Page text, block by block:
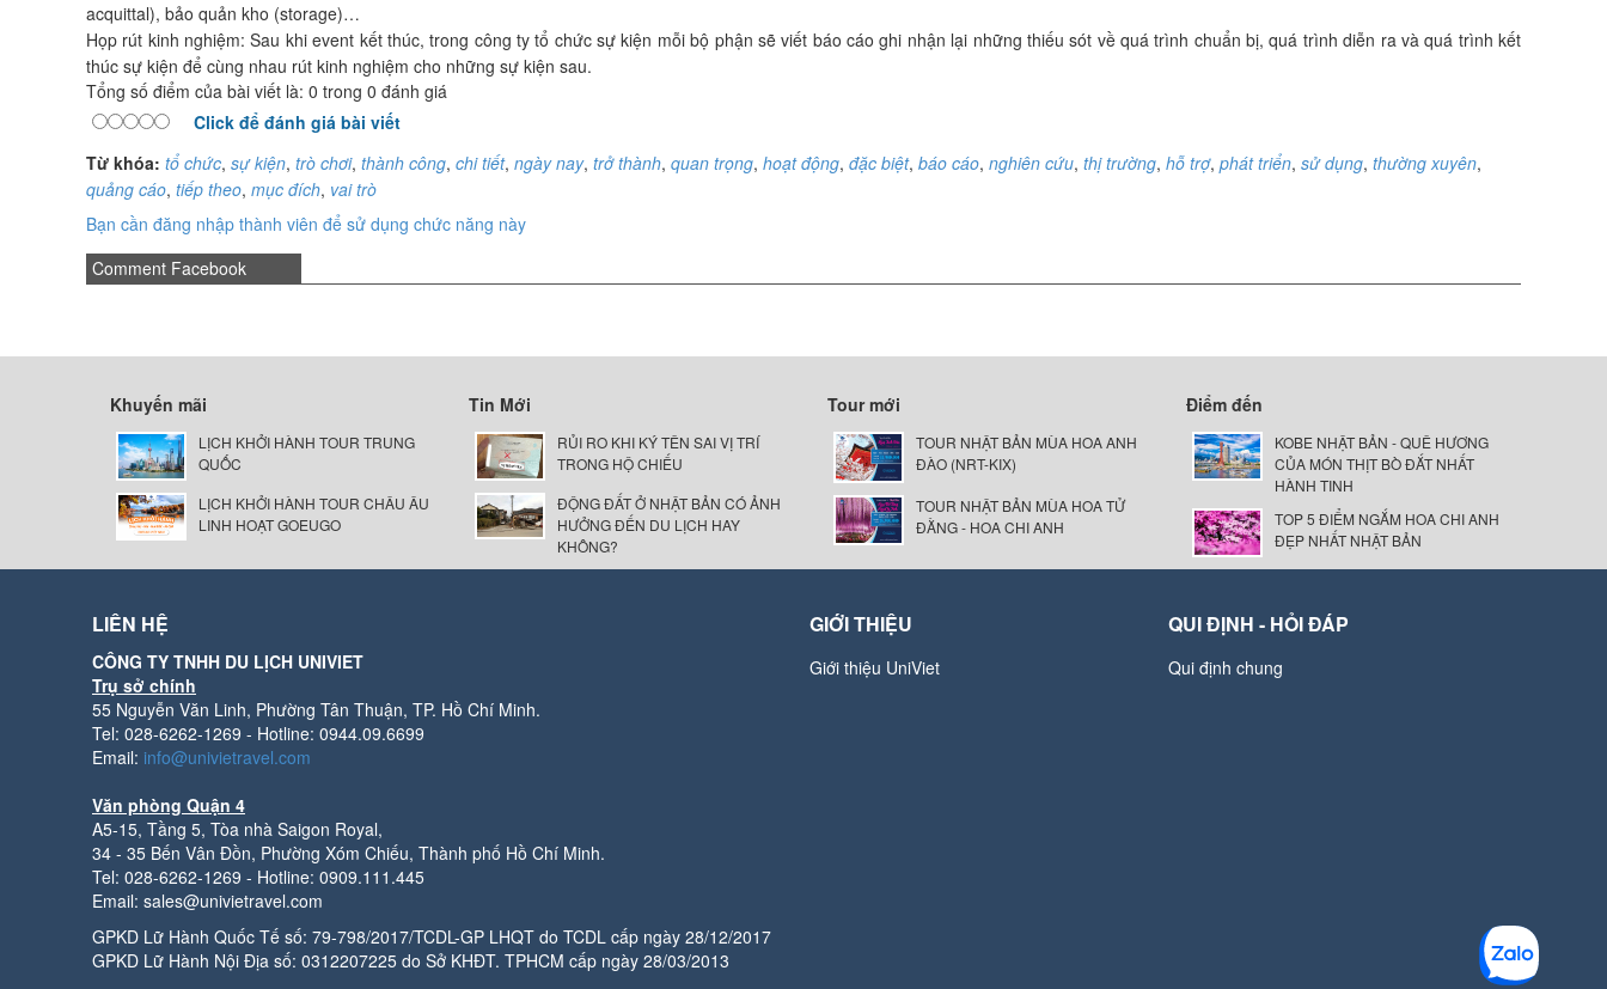
acquittal), bảo quản kho (storage)…
Họp rút kinh nghiệm: Sau khi event kết thúc, trong công ty tổ chức sự kiện mỗi bộ phận sẽ viết báo cáo ghi nhận lại những thiếu sót về quá trình chuẩn bị, quá trình diễn ra và quá trình kết
thúc sự kiện để cùng nhau rút kinh nghiệm cho những sự kiện sau.
Tổng số điểm của bài viết là: 0 trong 0 đánh giá
Click để đánh giá bài viết
Từ khóa: tổ chức, sự kiện, trò chơi, thành công, chi tiết, ngày nay, trở thành, quan trọng, hoạt động, đặc biệt, báo cáo, nghiên cứu, thị trường, hỗ trợ, phát triển, sử dụng, thường xuyên,
quảng cáo, tiếp theo, mục đích, vai trò
Bạn cần đăng nhập thành viên để sử dụng chức năng này
Comment Facebook
Khuyến mãi
LỊCH KHỞI HÀNH TOUR TRUNG
QUỐC
LỊCH KHỞI HÀNH TOUR CHÂU ÂU
LINH HOẠT GOEUGO
Tin Mới
RỦI RO KHI KÝ TÊN SAI VỊ TRÍ
TRONG HỘ CHIẾU
ĐỘNG ĐẤT Ở NHẬT BẢN CÓ ẢNH
HƯỞNG ĐẾN DU LỊCH HAY
KHÔNG?
Tour mới
TOUR NHẬT BẢN MÙA HOA ANH
ĐÀO (NRT-KIX)
TOUR NHẬT BẢN MÙA HOA TỬ
ĐẰNG - HOA CHI ANH
Điểm đến
KOBE NHẬT BẢN - QUÊ HƯƠNG
CỦA MÓN THỊT BÒ ĐẮT NHẤT
HÀNH TINH
TOP 5 ĐIỂM NGẮM HOA CHI ANH
ĐẸP NHẤT NHẬT BẢN
LIÊN HỆ
CÔNG TY TNHH DU LỊCH UNIVIET
Trụ sở chính
55 Nguyễn Văn Linh, Phường Tân Thuận, TP. Hồ Chí Minh.
Tel: 028-6262-1269 - Hotline: 0944.09.6699
Email: info@univietravel.com
Văn phòng Quận 4
A5-15, Tầng 5, Tòa nhà Saigon Royal,
34 - 35 Bến Vân Đồn, Phường Xóm Chiếu, Thành phố Hồ Chí Minh.
Tel: 028-6262-1269 - Hotline: 0909.111.445
Email: sales@univietravel.com
GPKD Lữ Hành Quốc Tế số: 79-798/2017/TCDL-GP LHQT do TCDL cấp ngày 28/12/2017
GPKD Lữ Hành Nội Địa số: 0312207225 do Sở KHĐT. TPHCM cấp ngày 28/03/2013
GIỚI THIỆU
Giới thiệu UniViet
QUI ĐỊNH - HỎI ĐÁP
Qui định chung